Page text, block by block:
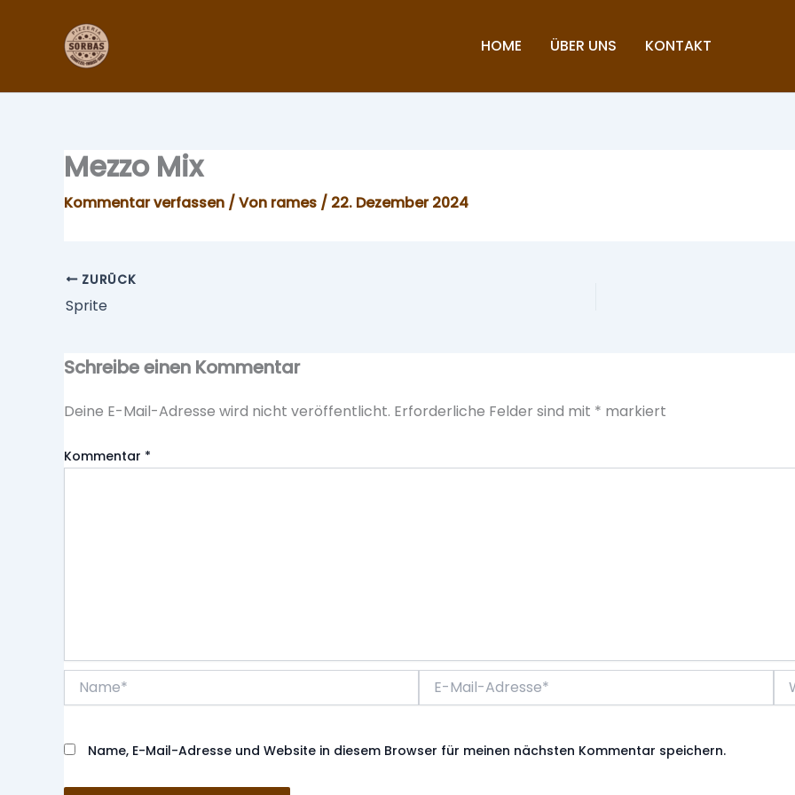
HOME ÜBER UNS KONTAKT
Mezzo Mix
Kommentar verfassen / Von rames / 22. Dezember 2024
ZURÜCK
Sprite
Schreibe einen Kommentar
Deine E-Mail-Adresse wird nicht veröffentlicht. Erforderliche Felder sind mit * markiert
Kommentar *
Mail-
Name, E-Mail-Adresse und Website in diesem Browser für meinen nächsten Kommentar speichern.